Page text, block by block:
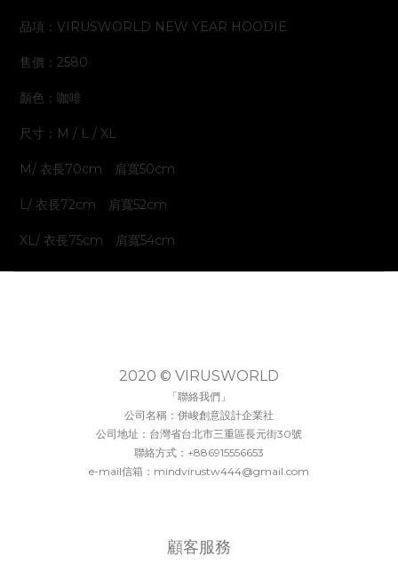
品項：VIRUSWORLD NEW YEAR HOODIE
售價：2580
顏色：咖啡
尺寸：M / L / XL
M/ 衣長70cm 肩寬50cm
L/ 衣長72cm 肩寬52cm
XL/ 衣長75cm 肩寬54cm
2020 © VIRUSWORLD
「聯絡我們」
公司名稱：併峻創意設計企業社
公司地址：台灣省台北市三重區長元街30號
聯絡方式：+886915556653
e-mail信箱：mindvirustw444@gmail.com
顧客服務